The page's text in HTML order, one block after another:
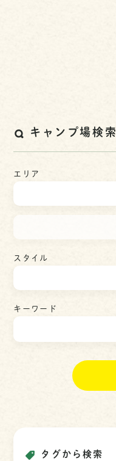
キャンプ場検索
エリア
スタイル
キーワード
検
タグから検索